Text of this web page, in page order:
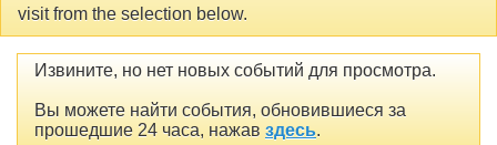
visit from the selection below.
Извините, но нет новых событий для просмотра.
Вы можете найти события, обновившиеся за
прошедшие 24 часа, нажав здесь.